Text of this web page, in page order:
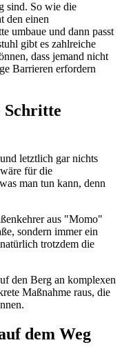
sind. So wie die
den einen
umbaue und dann passt
gibt es zahlreiche
dass jemand nicht
Barrieren erfordern
Schritte
letztlich gar nichts
für die
man tun kann, denn
aus "Momo"
sondern immer ein
trotzdem die
den Berg an komplexen
Maßnahme raus, die
dem Weg